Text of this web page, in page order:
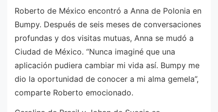
Roberto de México encontró a Anna de Polonia en
Bumpy. Después de seis meses de conversaciones
profundas y dos visitas mutuas, Anna se mudó a
Ciudad de México. “Nunca imaginé que una
aplicación pudiera cambiar mi vida así. Bumpy me
dio la oportunidad de conocer a mi alma gemela”,
comparte Roberto emocionado.